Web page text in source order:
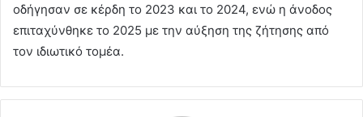
οδήγησαν σε κέρδη το 2023 και το 2024, ενώ η άνοδος
επιταχύνθηκε το 2025 με την αύξηση της ζήτησης από
τον ιδιωτικό τομέα.